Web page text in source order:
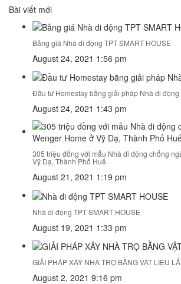
Bài viết mới
Bảng giá Nhà di động TPT SMART HOUSE
August 24, 2021 1:56 pm
Đầu tư Homestay bằng giải pháp Nhà di động
August 24, 2021 1:43 pm
305 triệu đồng với mẫu Nhà di động chống
Vỹ Dạ, Thành Phố Huế
August 21, 2021 1:19 pm
Nhà di động TPT SMART HOUSE
August 19, 2021 1:33 pm
GIẢI PHÁP XÂY NHÀ TRỌ BẰNG VẬT LIỆU
August 2, 2021 9:16 pm